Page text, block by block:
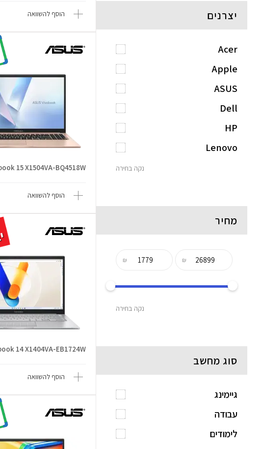
הוסף להשוואה
15 X1504VA-BQ4518W
הוסף להשוואה
14 X1404VA-EB1724W
הוסף להשוואה
יצרנים
Acer
Apple
ASUS
Dell
HP
Lenovo
נקה בחירה
מחיר
₪
₪
נקה בחירה
סוג מחשב
גיימינג
עבודה
לימודים